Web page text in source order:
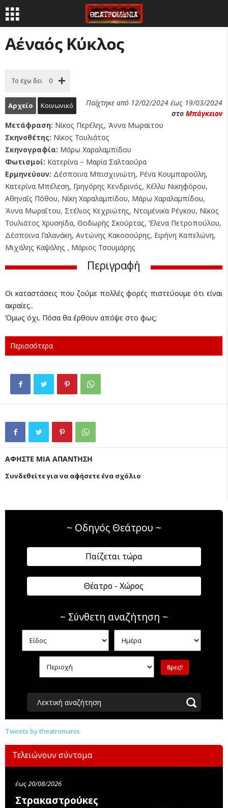
Αέναός Κύκλος
Το έχω δει 0
Αρχείο Κοινωνικό
Παίχτηκε από 12/02/2024 έως 19/03/2024
στο Μπάγκειον
Μετάφραση: Νίκος Περέλης, Άννα Μωραϊτου
Σκηνοθέτης: Νίκος Τουλιάτος
Σκηνογραφία: Μάρω Χαραλαμπίδου
Φωτισμοί: Κατερίνα – Μαρία Σαλταούρα
Ερμηνεύουν: Δέσποινα Μπισχινιώτη, Ρένα Κουμπαρούλη,
Κατερίνα Μπέλεση, Γρηγόρης Κενδρινός, Κέλλυ Νικηφόρου,
Αθηναΐς Πόθου, Νίκη Χαραλαμπίδου, Μάρω Χαραλαμπίδου,
Άννα Μωραΐτου, Στέλιος Κεχριώτης, Ντομένικα Ρέγκου, Νίκος
Τουλιάτος Χρυσηίδα, Θοδωρής Σκούρτας, Έλενα Πετροπούλου,
Δέσποινα Γαλανάκη, Αντώνης Κακοσούρης, Ειρήνη Καπελώνη,
Μιχάλης Καψάλης , Μάριος Τσουμάρης
Περιγραφή
Οι καταστάσεις που ζούμε πολλές φορές πιστεύουμε ότι είναι
ακραίες..
Όμως όχι. Πόσα θα έρθουν απόψε στο φως;
Περισσότερα
ΑΦΗΣΤΕ ΜΙΑ ΑΠΑΝΤΗΣΗ
Συνδεθείτε για να αφήσετε ένα σχόλιο
~ Οδηγός Θεάτρου ~
Παίζεται τώρα
Θέατρο - Χώρος
~ Σύνθετη αναζήτηση ~
Λεκτική αναζήτηση
Tweets by theatromanis
Τελειώνουν σύντομα
έως 20/08/2026
Στρακαστρούκες